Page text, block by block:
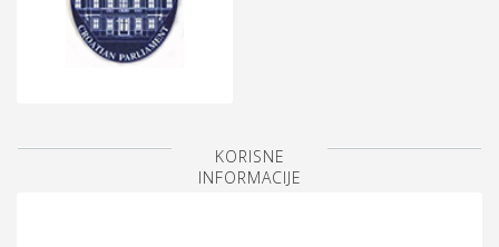
KORISNE
INFORMACIJE